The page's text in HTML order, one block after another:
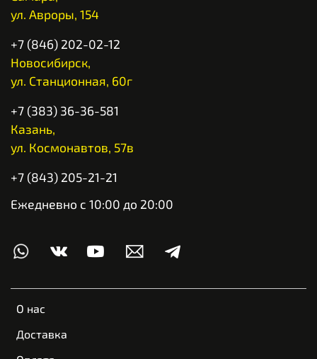
О нас
Доставка
ул. Авроры, 154
+7 (846) 202-02-12
Новосибирск,
ул. Станционная, 60г
+7 (383) 36-36-581
Казань,
ул. Космонавтов, 57в
+7 (843) 205-21-21
Ежедневно с 10:00 до 20:00